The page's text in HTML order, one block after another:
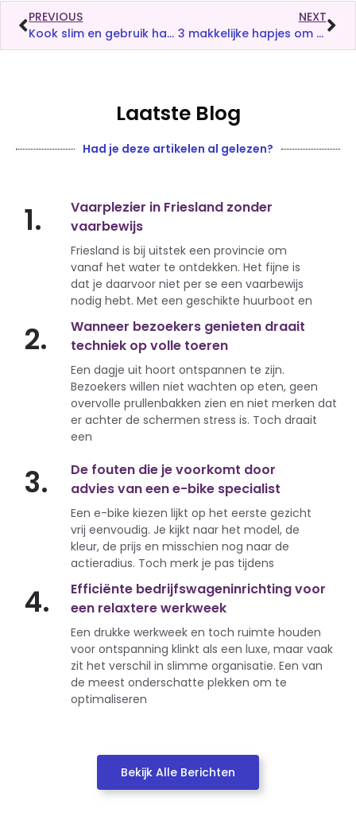
PREVIOUS
Kook slim en gebruik handige tools die je eten snel klaarmaakt en kook
NEXT
3 makkelijke hapjes om te trakteren met een feestje
Laatste Blog
Had je deze artikelen al gelezen?
1.
Vaarplezier in Friesland zonder
vaarbewijs
Friesland is bij uitstek een provincie om
vanaf het water te ontdekken. Het fijne is
dat je daarvoor niet per se een vaarbewijs
nodig hebt. Met een geschikte huurboot en
2.
Wanneer bezoekers genieten draait
techniek op volle toeren
Een dagje uit hoort ontspannen te zijn.
Bezoekers willen niet wachten op eten, geen
overvolle prullenbakken zien en niet merken dat
er achter de schermen stress is. Toch draait
een
3.
De fouten die je voorkomt door
advies van een e-bike specialist
Een e-bike kiezen lijkt op het eerste gezicht
vrij eenvoudig. Je kijkt naar het model, de
kleur, de prijs en misschien nog naar de
actieradius. Toch merk je pas tijdens
4.
Efficiënte bedrijfswageninrichting voor
een relaxtere werkweek
Een drukke werkweek en toch ruimte houden
voor ontspanning klinkt als een luxe, maar vaak
zit het verschil in slimme organisatie. Een van
de meest onderschatte plekken om te
optimaliseren
Bekijk Alle Berichten